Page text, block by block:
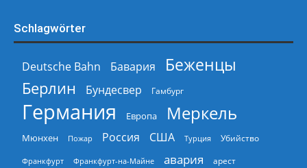
Schlagwörter
Deutsche Bahn Бавария
Беженцы
Берлин
Бундесвер Гамбург
Германия Европа Меркель
Мюнхен Пожар Россия США Турция Убийство
Франкфурт Франкфурт-на-Майне авария арест